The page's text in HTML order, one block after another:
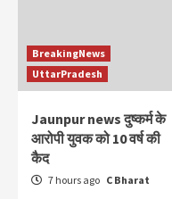
BreakingNews
UttarPradesh
Jaunpur news दुष्कर्म के
आरोपी युवक को 10 वर्ष की
कैद
7 hours ago C Bharat